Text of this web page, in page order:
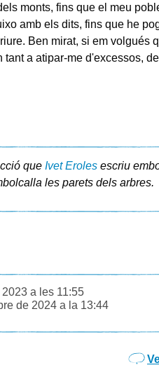
monts, fins que el meu
amb els dits, fins que he
Ben mirat, si em volgués
tant a atipar-me d'excessos,
que Ivet Erolesescriu
les parets dels arbres.
a les 11:55
de 2024 a la 13:44